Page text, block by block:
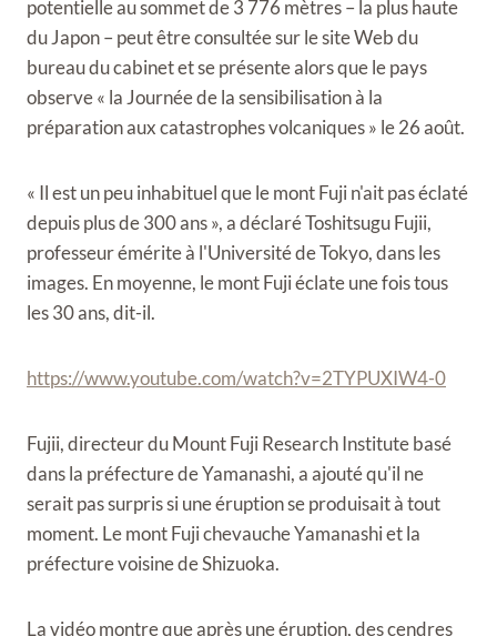
potentielle au sommet de 3 776 mètres – la plus haute
du Japon – peut être consultée sur le site Web du
bureau du cabinet et se présente alors que le pays
observe « la Journée de la sensibilisation à la
préparation aux catastrophes volcaniques » le 26 août.
« Il est un peu inhabituel que le mont Fuji n'ait pas éclaté
depuis plus de 300 ans », a déclaré Toshitsugu Fujii,
professeur émérite à l'Université de Tokyo, dans les
images. En moyenne, le mont Fuji éclate une fois tous
les 30 ans, dit-il.
https://www.youtube.com/watch?v=2TYPUXIW4-0
Fujii, directeur du Mount Fuji Research Institute basé
dans la préfecture de Yamanashi, a ajouté qu'il ne
serait pas surpris si une éruption se produisait à tout
moment. Le mont Fuji chevauche Yamanashi et la
préfecture voisine de Shizuoka.
La vidéo montre que après une éruption, des cendres